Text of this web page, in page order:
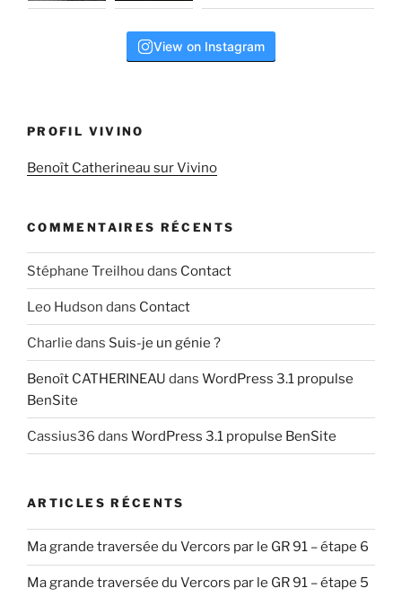
View on Instagram
PROFIL VIVINO
Benoît Catherineau sur Vivino
COMMENTAIRES RÉCENTS
Stéphane Treilhou dans Contact
Leo Hudson dans Contact
Charlie dans Suis-je un génie ?
Benoît CATHERINEAU dans WordPress 3.1 propulse
BenSite
Cassius36 dans WordPress 3.1 propulse BenSite
ARTICLES RÉCENTS
Ma grande traversée du Vercors par le GR 91 – étape 6
Ma grande traversée du Vercors par le GR 91 – étape 5